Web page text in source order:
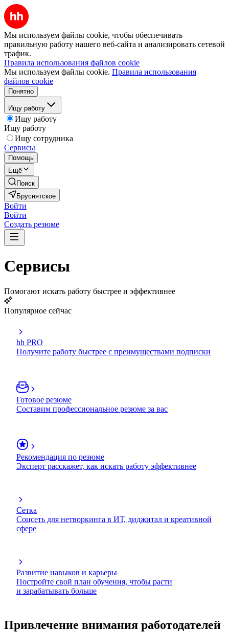
Мы используем файлы cookie, чтобы обеспечивать
правильную работу нашего веб-сайта и анализировать сетевой
трафик.
Правила использования файлов cookie
Мы используем файлы cookie. Правила использования
файлов cookie
Понятно
Ищу работу
Ищу работу
Ищу работу
Ищу сотрудника
Сервисы
Помощь
Ещё
Поиск
Бруснятское
Войти
Войти
Создать резюме
Сервисы
Помогают искать работу быстрее и эффективнее
Популярное сейчас
hh PRO
Получите работу быстрее с преимуществами подписки
Готовое резюме
Составим профессиональное резюме за вас
Рекомендация по резюме
Эксперт расскажет, как искать работу эффективнее
Сетка
Соцсеть для нетворкинга в ИТ, диджитал и креативной
сфере
Развитие навыков и карьеры
Постройте свой план обучения, чтобы расти
и зарабатывать больше
Привлечение внимания работодателей